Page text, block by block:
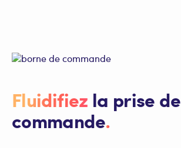
Fluidifiez la prise de
commande.